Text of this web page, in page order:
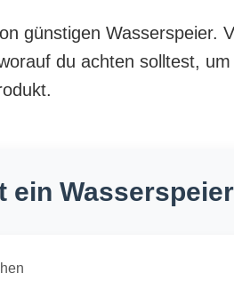
günstigen Wasserspeier.
du achten solltest,
ein